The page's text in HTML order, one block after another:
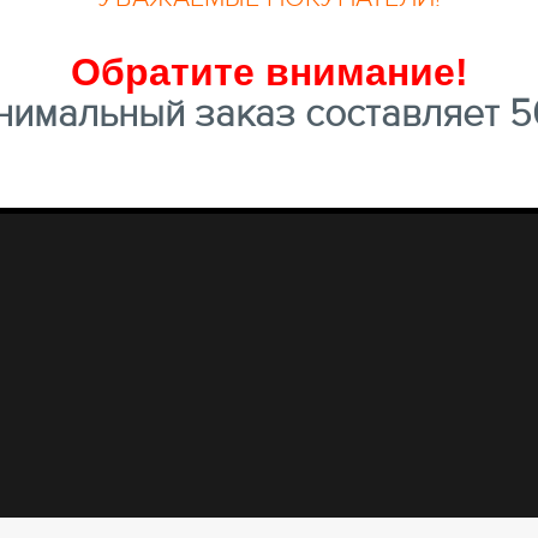
Обратите внимание!
заказ составляет